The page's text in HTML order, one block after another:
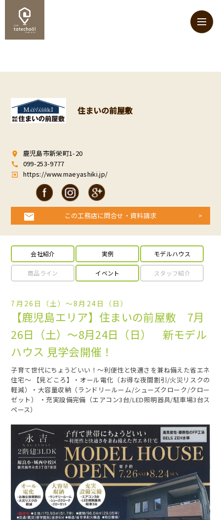
住まいの前屋敷
room 鹿児島市新栄町1-20
call 099-253-9777
exit_to_app https://www.maeyashiki.jp/
この工務店に問合せ・資料請求
会社紹介 実例 モデルハウス
商品ライン イベント スタッフ紹介
7月26日（土）～8月24日（日）
【鹿児島エリア】住まいの前屋敷 7月
26日（土）～8月24日（日） 新モデル
ハウス 見学会開催！
子育て世代にちょうどいい！～利便性と快適さを兼ね備えた省エネ
住宅～ 【見どころ】・オール電化（お得な夜間割引/火災リスクの
軽減）・大容量収納（ランドリールーム/シューズクローク/クロー
ゼット） ・充実設備完備（エアコン3台/LED照明器具/駐車場3台ス
ペース）